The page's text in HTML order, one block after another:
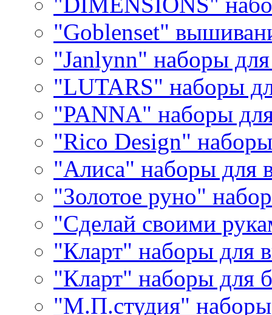
"Goblenset"
"Janlynn" наборы
"LUTARS" наборы
"PANNA" наборы
"Rico Design"
"Алиса" наборы для
"Золотое руно"
"Сделай своими
"Кларт" наборы для
"Кларт" наборы для
"М.П.студия"